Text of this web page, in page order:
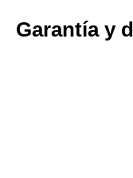
Garantía y